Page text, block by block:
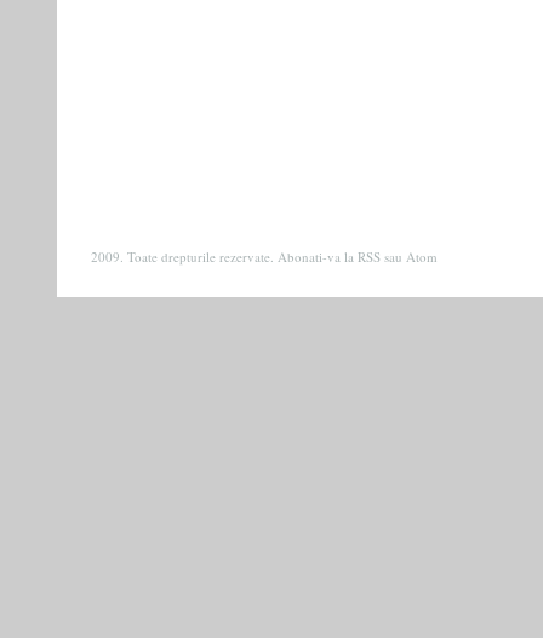
2009. Toate drepturile rezervate. Abonati-va la RSS sau Atom